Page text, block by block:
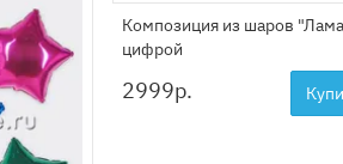
Композиция из шаров
цифрой
2999р.